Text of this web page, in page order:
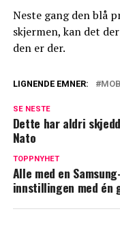
Neste gang den blå
skjermen, kan det
den er der.
LIGNENDE EMNER:
SE NESTE
Dette har aldri
Nato
TOPPNYHET
Alle med en
innstillingen med én